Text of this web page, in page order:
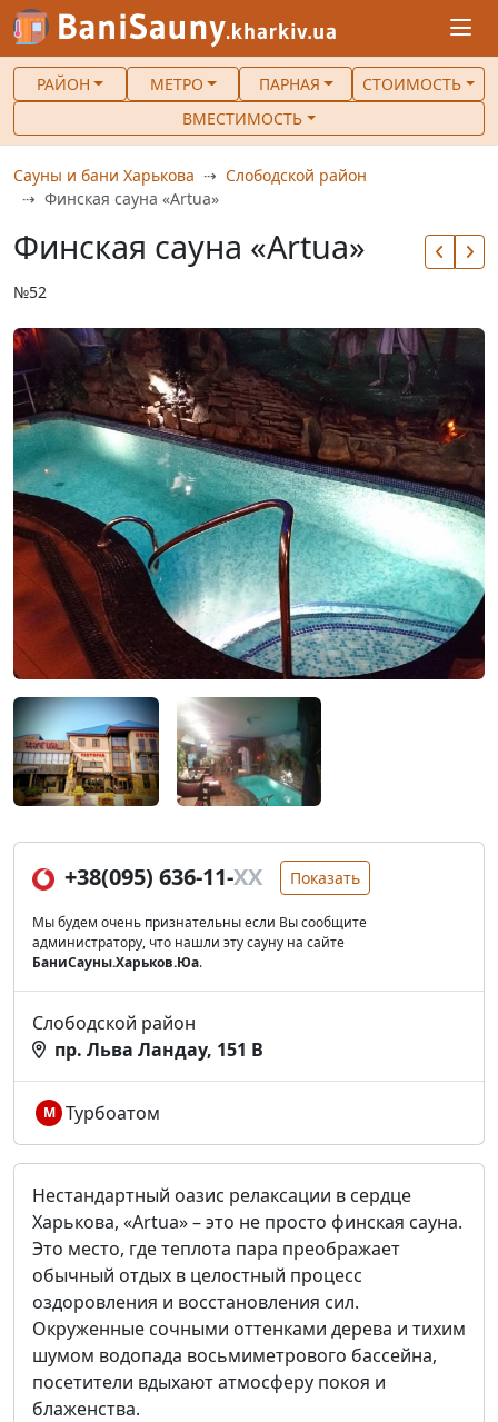
РАЙОН МЕТРО ПАРНАЯ
СТОИМОСТЬ
ВМЕСТИМОСТЬ
Сауны и бани Харькова
Слободской район
Финская сауна «Artua»
Финская сауна «Artua»
№52
+38(095) 636-11-XX Показать
Мы будем очень признательны если Вы сообщите
администратору, что нашли эту сауну на сайте
БаниСауны.Харьков.Юа.
Слободской район
пр. Льва Ландау, 151 В
М Турбоатом
Нестандартный оазис релаксации в сердце
Харькова, «Artua» – это не просто финская сауна.
Это место, где теплота пара преображает
обычный отдых в целостный процесс
оздоровления и восстановления сил.
Окруженные сочными оттенками дерева и тихим
шумом водопада восьмиметрового бассейна,
посетители вдыхают атмосферу покоя и
блаженства.